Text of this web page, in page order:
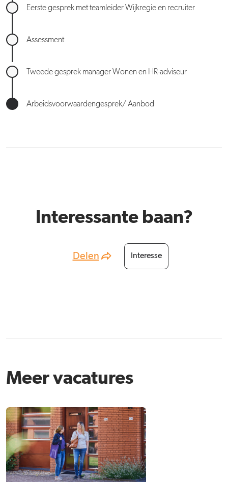
Eerste gesprek met teamleider Wijkregie en recruiter
Assessment
Tweede gesprek manager Wonen en HR-adviseur
Arbeidsvoorwaardengesprek/ Aanbod
Interessante baan?
Delen Interesse
Meer vacatures